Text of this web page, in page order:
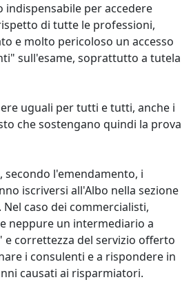
indispensabile per accedere
di tutte le professioni,
e molto pericoloso un accesso
sull'esame, soprattutto a tutela
uguali per tutti e tutti, anche i
che sostengano quindi la prova
secondo l'emendamento, i
iscriversi all'Albo nella sezione
caso dei commercialisti,
neppure un intermediario a
e correttezza del servizio offerto
i consulenti e a rispondere in
causati ai risparmiatori.